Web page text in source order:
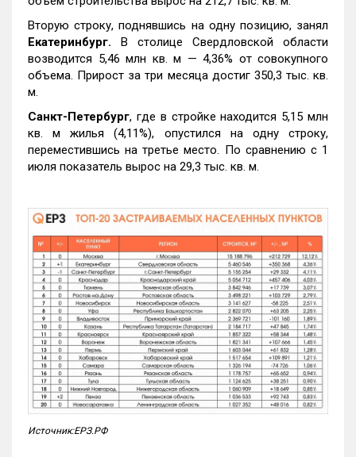
Вторую строку, поднявшись на одну позицию, занял
Екатеринбург. В столице Свердловской области
возводится 5,46 млн кв. м — 4,36% от совокупного
объема. Прирост за три месяца достиг 350,3 тыс. кв.
м.
Санкт-Петербург, где в стройке находится 5,15 млн
кв. м жилья (4,11%), опустился на одну строку,
переместившись на третье место. По сравнению с 1
июля показатель вырос на 29,3 тыс. кв. м.
Источник:ЕРЗ.РФ